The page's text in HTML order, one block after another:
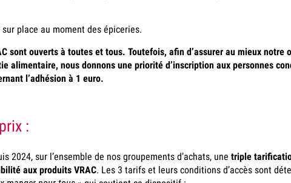
place au moment des épiceries.
sont ouverts à toutes et tous. Toutefois, afin d’assurer au mieux notre
alimentaire, nous donnons une priorité d’inscription aux personnes
l’adhésion à 1 euro.
:
2024, sur l’ensemble de nos groupements d’achats, une triple
aux produits VRAC. Les 3 tarifs et leurs conditions d’accès sont